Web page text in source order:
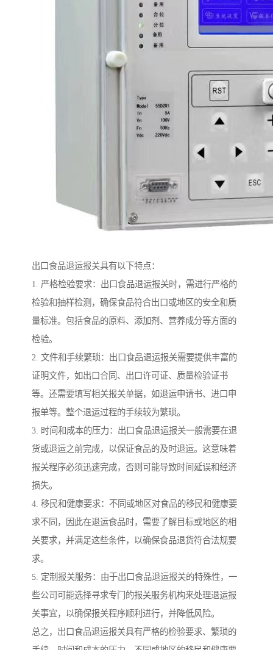
出口食品退运报关具有以下特点：
1. 严格检验要求：出口食品退运报关时，需进行严格的
检验和抽样检测，确保食品符合出口或地区的安全和质
量标准。包括食品的原料、添加剂、营养成分等方面的
检验。
2. 文件和手续繁琐：出口食品退运报关需要提供丰富的
证明文件，如出口合同、出口许可证、质量检验证书
等。还需要填写相关报关单据，如退运申请书、进口申
报单等。整个退运过程的手续较为繁琐。
3. 时间和成本的压力：出口食品退运报关一般需要在退
货或退运之前完成，以保证食品的及时退运。这意味着
报关程序必须迅速完成，否则可能导致时间延误和经济
损失。
4. 移民和健康要求：不同或地区对食品的移民和健康要
求不同，因此在退运食品时，需要了解目标或地区的相
关要求，并满足这些条件，以确保食品退货符合法规要
求。
5. 定制报关服务：由于出口食品退运报关的特殊性，一
些公司可能选择寻求专门的报关服务机构来处理退运报
关事宜，以确保报关程序顺利进行，并降低风险。
总之，出口食品退运报关具有严格的检验要求、繁琐的